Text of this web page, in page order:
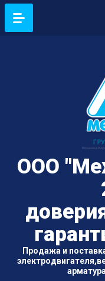
ООО
Продажа и